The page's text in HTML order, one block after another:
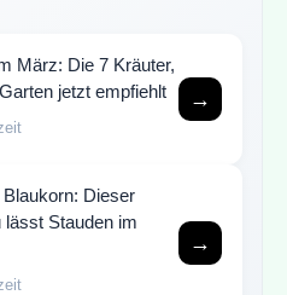
März: Die 7 Kräuter,
jetzt empfiehlt
→
Dieser
Stauden im
→